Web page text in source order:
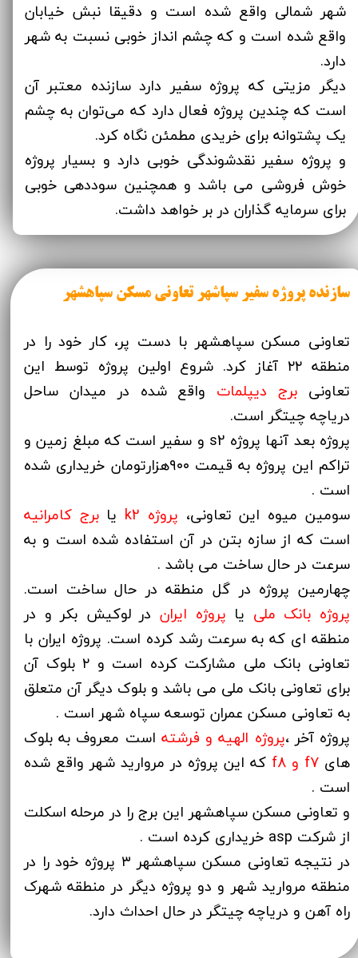
سازنده پروژه سفیر سپاشهر تعاونی مسکن سپاهشهر
تعاونی مسکن سپاهشهر با دست پر، کار خود را در
منطقه ۲۲ آغاز کرد‌. شروع اولین پروژه توسط این
تعاونی برج دیپلمات واقع شده در میدان ساحل
دریاچه چیتگر است.
پروژه بعد آنها پروژه s2 و سفیر است که مبلغ زمین و
تراکم این پروژه به قیمت ۹۰۰هزارتومان خریداری شده
است .
سومین میوه این تعاونی، پروژه k2 یابرج کامرانیه
است که از سازه بتن در آن استفاده شده است و به
سرعت در حال ساخت می باشد .
چهارمین پروژه در گل منطقه در حال ساخت است.
پروژه بانک ملی یا پروژه ایران در لوکیش بکر و در
منطقه ای که به سرعت رشد کرده است. پروژه ایران با
تعاونی بانک ملی مشارکت کرده است و ۲ بلوک آن
برای تعاونی بانک ملی می باشد و بلوک دیگر آن متعلق
به تعاونی مسکن عمران توسعه سپاه شهر است .
پروژه آخر ،پروژه الهیه و فرشته است معروف به بلوک
های f7 و f8
که این پروژه در مروارید شهر واقع شده
است .
و تعاونی مسکن سپاهشهر این برج را در مرحله اسکلت
از شرکت asp خریداری کرده است .
در نتیجه تعاونی مسکن سپاهشهر ۳ پروژه خود را در
منطقه مروارید شهر و دو پروژه دیگر در منطقه شهرک
راه آهن و دریاچه چیتگر در حال احداث دارد.
شهر شمالی واقع شده است و دقیقا نبش خیابان
واقع شده است و که چشم انداز خوبی نسبت به شهر
دارد.
دیگر مزیتی که پروژه سفیر دارد سازنده معتبر آن
است که چندین پروژه فعال دارد که می‌توان به چشم
یک پشتوانه برای خریدی مطمئن نگاه کرد.
و پروژه سفیر نقدشوندگی خوبی دارد و بسیار پروژه
خوش فروشی می باشد و همچنین سوددهی خوبی
برای سرمایه گذاران در بر خواهد داشت.